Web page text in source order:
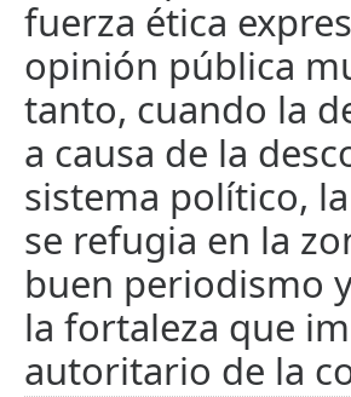
fuerza ética
opinión pública
tanto, cuando la
a causa de la
sistema político,
se refugia en la
buen periodismo
la fortaleza que
autoritario de la